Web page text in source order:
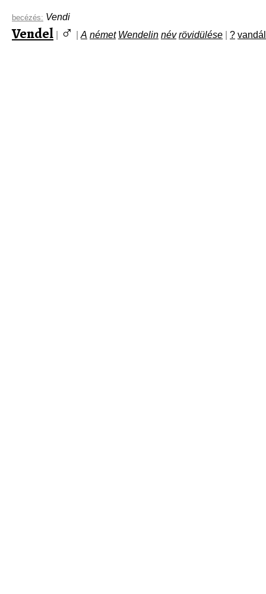
becézés: Vendi
Vendel ♂ A német Wendelin név rövidülése ? vandál